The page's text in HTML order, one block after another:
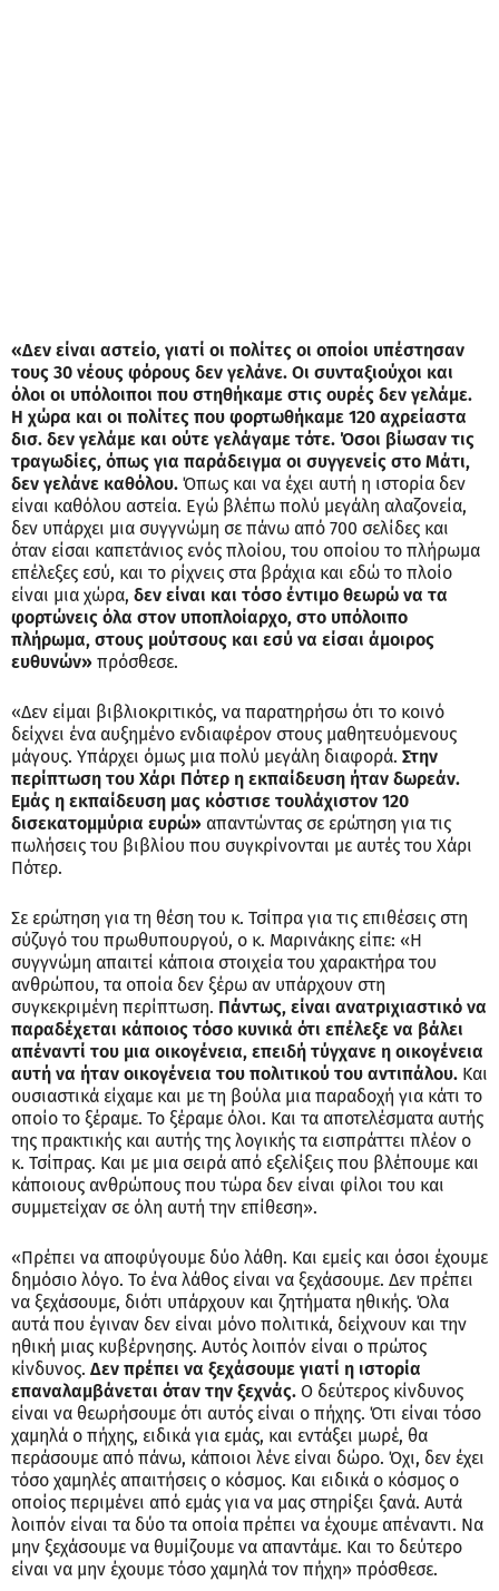
«Δεν είναι αστείο, γιατί οι πολίτες οι οποίοι υπέστησαν
τους 30 νέους φόρους δεν γελάνε. Οι συνταξιούχοι και
όλοι οι υπόλοιποι που στηθήκαμε στις ουρές δεν γελάμε.
Η χώρα και οι πολίτες που φορτωθήκαμε 120 αχρείαστα
δισ. δεν γελάμε και ούτε γελάγαμε τότε. Όσοι βίωσαν τις
τραγωδίες, όπως για παράδειγμα οι συγγενείς στο Μάτι,
δεν γελάνε καθόλου. Όπως και να έχει αυτή η ιστορία δεν
είναι καθόλου αστεία. Εγώ βλέπω πολύ μεγάλη αλαζονεία,
δεν υπάρχει μια συγγνώμη σε πάνω από 700 σελίδες και
όταν είσαι καπετάνιος ενός πλοίου, του οποίου το πλήρωμα
επέλεξες εσύ, και το ρίχνεις στα βράχια και εδώ το πλοίο
είναι μια χώρα, δεν είναι και τόσο έντιμο θεωρώ να τα
φορτώνεις όλα στον υποπλοίαρχο, στο υπόλοιπο
πλήρωμα, στους μούτσους και εσύ να είσαι άμοιρος
ευθυνών» πρόσθεσε.
«Δεν είμαι βιβλιοκριτικός, να παρατηρήσω ότι το κοινό
δείχνει ένα αυξημένο ενδιαφέρον στους μαθητευόμενους
μάγους. Υπάρχει όμως μια πολύ μεγάλη διαφορά. Στην
περίπτωση του Χάρι Πότερ η εκπαίδευση ήταν δωρεάν.
Εμάς η εκπαίδευση μας κόστισε τουλάχιστον 120
δισεκατομμύρια ευρώ» απαντώντας σε ερώτηση για τις
πωλήσεις του βιβλίου που συγκρίνονται με αυτές του Χάρι
Πότερ.
Σε ερώτηση για τη θέση του κ. Τσίπρα για τις επιθέσεις στη
σύζυγό του πρωθυπουργού, ο κ. Μαρινάκης είπε: «Η
συγγνώμη απαιτεί κάποια στοιχεία του χαρακτήρα του
ανθρώπου, τα οποία δεν ξέρω αν υπάρχουν στη
συγκεκριμένη περίπτωση. Πάντως, είναι ανατριχιαστικό να
παραδέχεται κάποιος τόσο κυνικά ότι επέλεξε να βάλει
απέναντί του μια οικογένεια, επειδή τύγχανε η οικογένεια
αυτή να ήταν οικογένεια του πολιτικού του αντιπάλου. Και
ουσιαστικά είχαμε και με τη βούλα μια παραδοχή για κάτι το
οποίο το ξέραμε. Το ξέραμε όλοι. Και τα αποτελέσματα αυτής
της πρακτικής και αυτής της λογικής τα εισπράττει πλέον ο
κ. Τσίπρας. Και με μια σειρά από εξελίξεις που βλέπουμε και
κάποιους ανθρώπους που τώρα δεν είναι φίλοι του και
συμμετείχαν σε όλη αυτή την επίθεση».
«Πρέπει να αποφύγουμε δύο λάθη. Και εμείς και όσοι έχουμε
δημόσιο λόγο. Το ένα λάθος είναι να ξεχάσουμε. Δεν πρέπει
να ξεχάσουμε, διότι υπάρχουν και ζητήματα ηθικής. Όλα
αυτά που έγιναν δεν είναι μόνο πολιτικά, δείχνουν και την
ηθική μιας κυβέρνησης. Αυτός λοιπόν είναι ο πρώτος
κίνδυνος. Δεν πρέπει να ξεχάσουμε γιατί η ιστορία
επαναλαμβάνεται όταν την ξεχνάς. Ο δεύτερος κίνδυνος
είναι να θεωρήσουμε ότι αυτός είναι ο πήχης. Ότι είναι τόσο
χαμηλά ο πήχης, ειδικά για εμάς, και εντάξει μωρέ, θα
περάσουμε από πάνω, κάποιοι λένε είναι δώρο. Όχι, δεν έχει
τόσο χαμηλές απαιτήσεις ο κόσμος. Και ειδικά ο κόσμος ο
οποίος περιμένει από εμάς για να μας στηρίξει ξανά. Αυτά
λοιπόν είναι τα δύο τα οποία πρέπει να έχουμε απέναντι. Να
μην ξεχάσουμε να θυμίζουμε να απαντάμε. Και το δεύτερο
είναι να μην έχουμε τόσο χαμηλά τον πήχη» πρόσθεσε.